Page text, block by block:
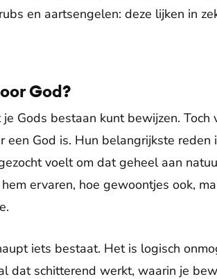
en aartsengelen: deze lijken in
God?
Gods bestaan kunt bewijzen. Toch
God is. Hun belangrijkste reden
voelt om dat geheel aan
ervaren, hoe gewoontjes ook,
iets bestaat. Het is logisch
dat schitterend werkt, waarin je